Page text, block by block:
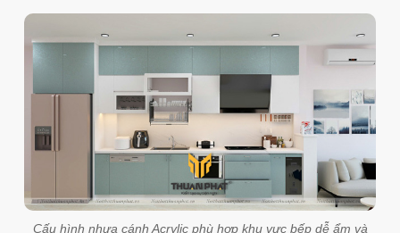
Cấu hình nhựa cánh Acrylic phù hợp khu vực bếp dễ ẩm và